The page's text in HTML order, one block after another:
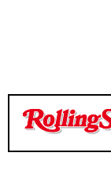
TEMPO DI
TEMPO DI